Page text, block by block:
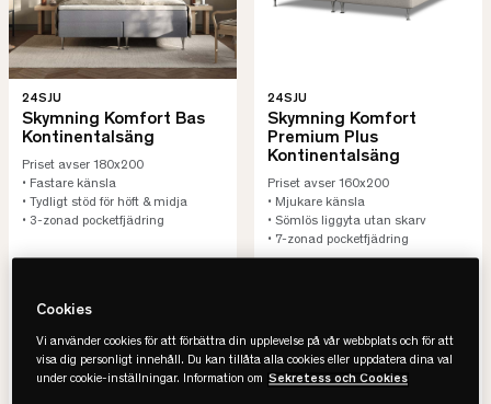
24SJU
Skymning Komfort Bas
Kontinentalsäng
Priset avser 180x200
• Fastare känsla
• Tydligt stöd för höft & midja
• 3-zonad pocketfjädring
29.990 kr
Lägsta pris senaste 30 dagar
24SJU
Skymning Komfort
Premium Plus
Kontinentalsäng
Priset avser 160x200
• Mjukare känsla
• Sömlös liggyta utan skarv
• 7-zonad pocketfjädring
Lägsta pris senaste 30 dagar
SE VARIANTER
Cookies
Vi använder cookies för att förbättra din upplevelse på vår webbplats och för att
visa dig personligt innehåll. Du kan tillåta alla cookies eller uppdatera dina val
under cookie-inställningar. Information om Sekretess och Cookies